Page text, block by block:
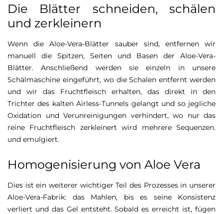
Die Blätter schneiden, schälen
und zerkleinern
Wenn die Aloe-Vera-Blätter sauber sind, entfernen wir
manuell die Spitzen, Seiten und Basen der Aloe-Vera-
Blätter. Anschließend werden sie einzeln in unsere
Schälmaschine eingeführt, wo die Schalen entfernt werden
und wir das Fruchtfleisch erhalten, das direkt in den
Trichter des kalten Airless-Tunnels gelangt und so jegliche
Oxidation und Verunreinigungen verhindert, wo nur das
reine Fruchtfleisch zerkleinert wird mehrere Sequenzen.
und emulgiert.
Homogenisierung von Aloe Vera
Dies ist ein weiterer wichtiger Teil des Prozesses in unserer
Aloe-Vera-Fabrik: das Mahlen, bis es seine Konsistenz
verliert und das Gel entsteht. Sobald es erreicht ist, fügen